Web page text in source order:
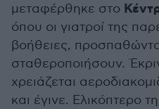
μεταφέρθηκε στο
όπου οι γιατροί της
βοήθειες,
σταθεροποιήσουν.
χρειάζεται
και έγινε. Ελικόπτερο